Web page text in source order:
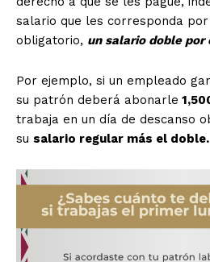
salario que les corresponda por
obligatorio, un salario doble
Por ejemplo, si un empleado
su patrón deberá abonarle
trabaja en un día de descanso
su salario regular más el doble.